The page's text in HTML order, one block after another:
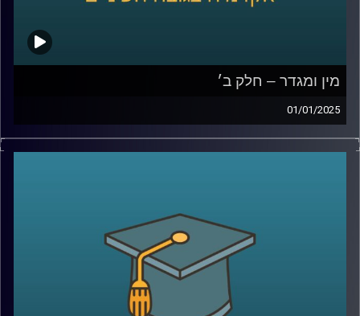
מין ומגדר – חלק ב׳
01/01/2025
לאחר שדיברנו על הסללה מגדרית, ההבדל בין נשים לגברים ,
המוחיים והפיזיים ועל איך הסביבה משפיעה על כל הדבר הזה
אז שוב איתנו כאן פרופ תמר שגיא,מבית הספר ברוך איבצר
לפסיכולוגיה באוניברסיטת רייכמן
AudioVersity